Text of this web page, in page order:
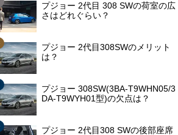
プジョー 2代目 308 SWの荷室の広
さはどれぐらい？
プジョー 2代目308SWのメリット
は？
プジョー 308SW(3BA-T9WHN05/3
DA-T9WYH01型)の欠点は？
プジョー 2代目308 SWの後部座席